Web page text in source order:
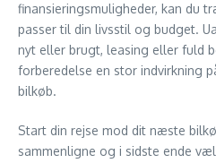
finansieringsmuligheder, kan du
passer til din livsstil og budget.
nyt eller brugt, leasing eller fuld
forberedelse en stor indvirkning
bilkøb.
Start din rejse mod dit næste
sammenligne og i sidste ende